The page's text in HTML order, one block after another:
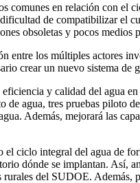
comunes en relación con el
de compatibilizar
obsoletas y pocos medios
entre los múltiples actores
crear un nuevo sistema
y calidad del agua
agua, tres pruebas piloto
Además, mejorará las
ciclo integral del agua de
dónde se implantan. Así,
rurales del SUDOE.